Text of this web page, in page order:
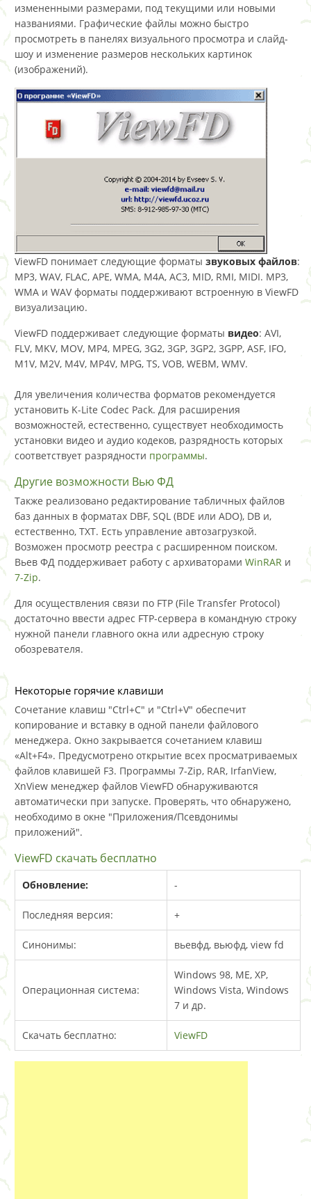
измененными размерами, под текущими или новыми
названиями. Графические файлы можно быстро
просмотреть в панелях визуального просмотра и слайд-
шоу и изменение размеров нескольких картинок
(изображений).
ViewFD понимает следующие форматы звуковых файлов:
MP3, WAV, FLAC, APE, WMA, M4A, AC3, MID, RMI, MIDI. MP3,
WMA и WAV форматы поддерживают встроенную в ViewFD
визуализацию.
ViewFD поддерживает следующие форматы видео: AVI,
FLV, MKV, MOV, MP4, MPEG, 3G2, 3GP, 3GP2, 3GPP, ASF, IFO,
M1V, M2V, M4V, MP4V, MPG, TS, VOB, WEBM, WMV.
Для увеличения количества форматов рекомендуется
установить K-Lite Codec Pack. Для расширения
возможностей, естественно, существует необходимость
установки видео и аудио кодеков, разрядность которых
соответствует разрядности программы.
Другие возможности Вью ФД
Также реализовано редактирование табличных файлов
баз данных в форматах DBF, SQL (BDE или ADO), DB и,
естественно, TXT. Есть управление автозагрузкой.
Возможен просмотр реестра с расширенном поиском.
Вьев ФД поддерживает работу с архиваторами WinRAR и
7-Zip.
Для осуществления связи по FTP (File Transfer Protocol)
достаточно ввести адрес FTP-сервера в командную строку
нужной панели главного окна или адресную строку
обозревателя.
Некоторые горячие клавиши
Сочетание клавиш "Ctrl+C" и "Ctrl+V" обеспечит
копирование и вставку в одной панели файлового
менеджера. Окно закрывается сочетанием клавиш
«Alt+F4». Предусмотрено открытие всех просматриваемых
файлов клавишей F3. Программы 7-Zip, RAR, IrfanView,
XnView менеджер файлов ViewFD обнаруживаются
автоматически при запуске. Проверять, что обнаружено,
необходимо в окне "Приложения/Псевдонимы
приложений".
ViewFD скачать бесплатно
Обновление: -
Последняя версия: +
Синонимы: вьевфд, вьюфд, view fd
Операционная система:
Windows 98, МЕ, XP,
Windows Vista, Windows
7 и др.
Скачать бесплатно: ViewFD